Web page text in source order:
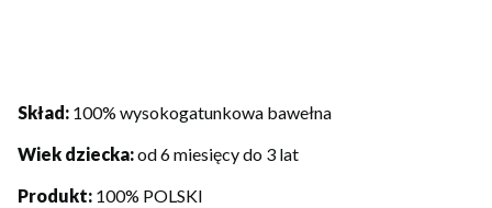
Skład: 100% wysokogatunkowa bawełna
Wiek dziecka:od 6 miesięcy do 3 lat
Produkt: 100% POLSKI